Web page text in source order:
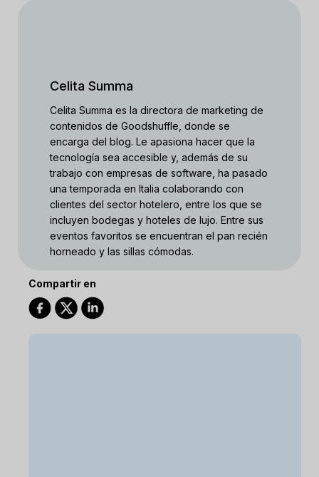
Celita Summa
Celita Summa es la directora de marketing de
contenidos de Goodshuffle, donde se
encarga del blog. Le apasiona hacer que la
tecnología sea accesible y, además de su
trabajo con empresas de software, ha pasado
una temporada en Italia colaborando con
clientes del sector hotelero, entre los que se
incluyen bodegas y hoteles de lujo. Entre sus
eventos favoritos se encuentran el pan recién
horneado y las sillas cómodas.
Compartir en